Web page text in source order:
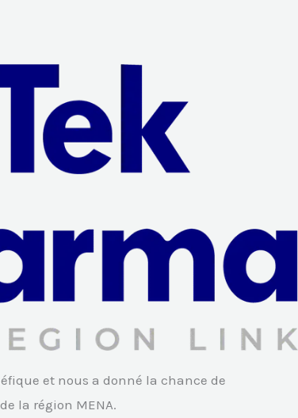
et nous a donné la chance de
la région MENA.